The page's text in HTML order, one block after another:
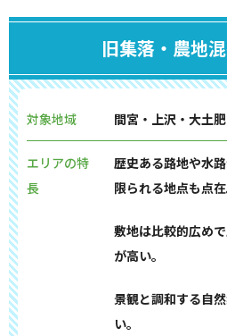
旧集落・農地
対象地域 間宮・上沢・大土
エリアの特
長
歴史ある路地や水
限られる地点も点在
敷地は比較的広め
が高い。
景観と調和する自
い。